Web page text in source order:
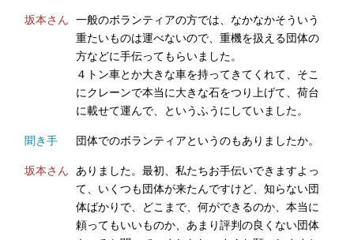
坂本さん 一般のボランティアの方では、なかなかそういう
重たいものは運べないので、重機を扱える団体の
方などに手伝ってもらいました。
４トン車とか大きな車を持ってきてくれて、そこ
にクレーンで本当に大きな石をつり上げて、荷台
に載せて運んで、というふうにしていました。
聞き手
団体でのボランティアというのもありましたか。
坂本さん ありました。最初、私たちお手伝いできますよっ
て、いくつも団体が来たんですけど、知らない団
体ばかりで、どこまで、何ができるのか、本当に
頼ってもいいものか、あまり評判の良くない団体